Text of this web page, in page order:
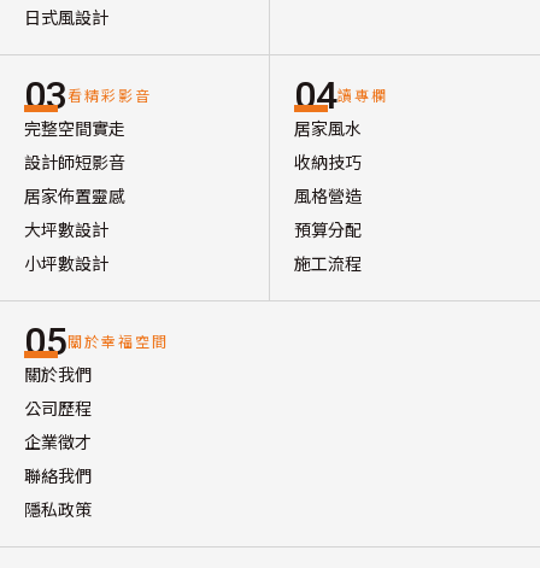
日式風設計
03看精彩影音
完整空間實走
設計師短影音
居家佈置靈感
大坪數設計
小坪數設計
04讀專欄
居家風水
收納技巧
風格營造
預算分配
施工流程
05關於幸福空間
關於我們
公司歷程
企業徵才
聯絡我們
隱私政策